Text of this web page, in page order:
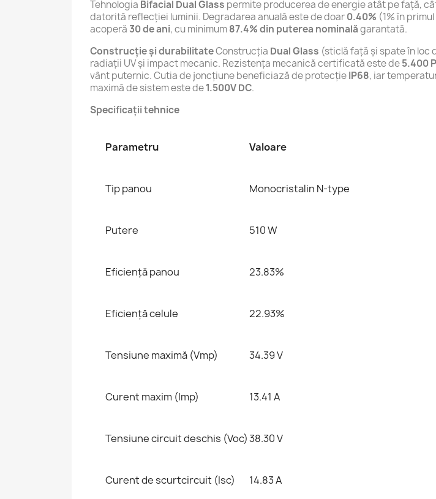
Tehnologia Bifacial Dual Glass permite producerea de energie atât pe față,
datorită reflecției luminii. Degradarea anuală este de doar0.40% (1% în
acoperă30 de ani, cu minimum87.4% din puterea nominalăgarantată.
Construcție și durabilitateConstrucția Dual Glass (sticlă față și spate în loc
radiații UV și impact mecanic. Rezistența mecanică certificată este de5.400
vânt puternic. Cutia de joncțiune beneficiază de protecțieIP68, iar
maximă de sistem este de1.500V DC.
Specificații tehnice
Parametru Valoare
Tip panou Monocristalin N-type
Putere 510 W
Eficiență panou 23.83%
Eficiență celule 22.93%
Tensiune maximă (Vmp) 34.39 V
Curent maxim (Imp) 13.41 A
Tensiune circuit deschis (Voc)38.30 V
Curent de scurtcircuit (Isc) 14.83 A